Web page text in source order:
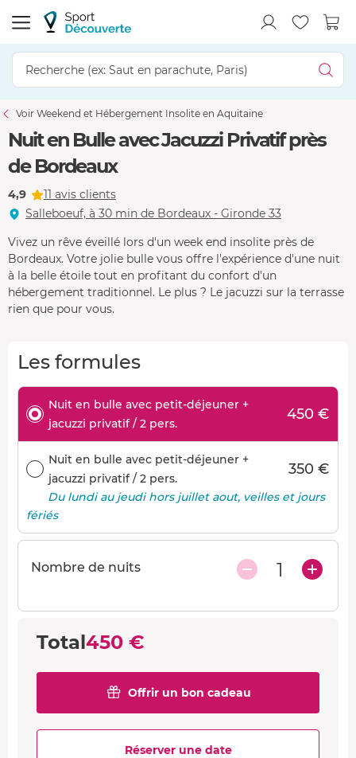
Voir Weekend et Hébergement Insolite en Aquitaine
Nuit en Bulle avec Jacuzzi Privatif près
de Bordeaux
4,9
11 avis clients
Salleboeuf, à 30 min de Bordeaux - Gironde 33
Vivez un rêve éveillé lors d'un week end insolite près de
Bordeaux. Votre jolie bulle vous offre l'expérience d'une nuit
à la belle étoile tout en profitant du confort d'un
hébergement traditionnel. Le plus ? Le jacuzzi sur la terrasse
rien que pour vous.
Les formules
Nuit en bulle avec petit-déjeuner +
jacuzzi privatif / 2 pers.
450 €
Nuit en bulle avec petit-déjeuner +
jacuzzi privatif / 2 pers.
350 €
Du lundi au jeudi hors juillet aout, veilles et jours
fériés
Nombre de nuits 1
Total450 €
Offrir un bon cadeau
Réserver une date